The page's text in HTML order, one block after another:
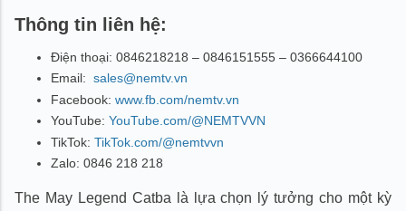
Thông tin liên hệ:
Điện thoại: 0846218218 – 0846151555 – 0366644100
Email: sales@nemtv.vn
Facebook: www.fb.com/nemtv.vn
YouTube: YouTube.com/@NEMTVVN
TikTok: TikTok.com/@nemtvvn
Zalo: 0846 218 218
The May Legend Catba là lựa chọn lý tưởng cho một kỳ